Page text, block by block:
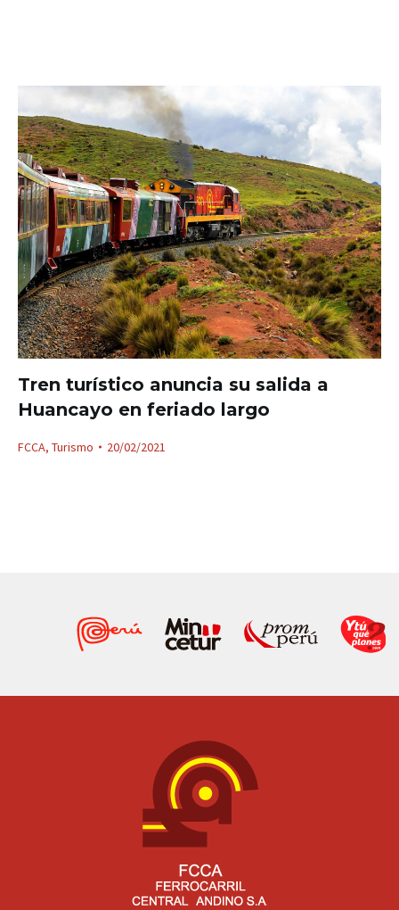
Tren turístico anuncia su salida a
Huancayo en feriado largo
FCCA, Turismo 20/02/2021